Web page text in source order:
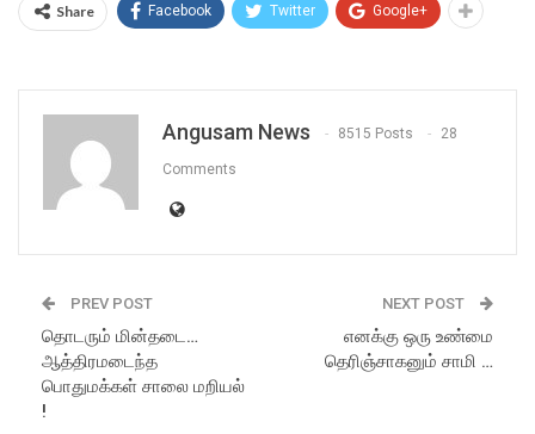
Share Facebook Twitter Google+
Angusam News 8515 Posts 28
Comments
PREV POST
தொடரும் மின்தடை…
ஆத்திரமடைந்த
பொதுமக்கள் சாலை மறியல்
!
NEXT POST
எனக்கு ஒரு உண்மை
தெரிஞ்சாகனும் சாமி …